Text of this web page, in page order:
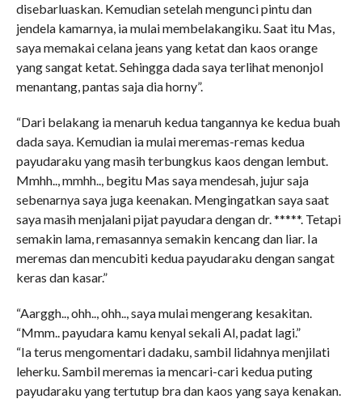
disebarluaskan. Kemudian setelah mengunci pintu dan
jendela kamarnya, ia mulai membelakangiku. Saat itu Mas,
saya memakai celana jeans yang ketat dan kaos orange
yang sangat ketat. Sehingga dada saya terlihat menonjol
menantang, pantas saja dia horny”.
“Dari belakang ia menaruh kedua tangannya ke kedua buah
dada saya. Kemudian ia mulai meremas-remas kedua
payudaraku yang masih terbungkus kaos dengan lembut.
Mmhh.., mmhh.., begitu Mas saya mendesah, jujur saja
sebenarnya saya juga keenakan. Mengingatkan saya saat
saya masih menjalani pijat payudara dengan dr. *****. Tetapi
semakin lama, remasannya semakin kencang dan liar. Ia
meremas dan mencubiti kedua payudaraku dengan sangat
keras dan kasar.”
“Aarggh.., ohh.., ohh.., saya mulai mengerang kesakitan.
“Mmm.. payudara kamu kenyal sekali Al, padat lagi.”
“Ia terus mengomentari dadaku, sambil lidahnya menjilati
leherku. Sambil meremas ia mencari-cari kedua puting
payudaraku yang tertutup bra dan kaos yang saya kenakan.